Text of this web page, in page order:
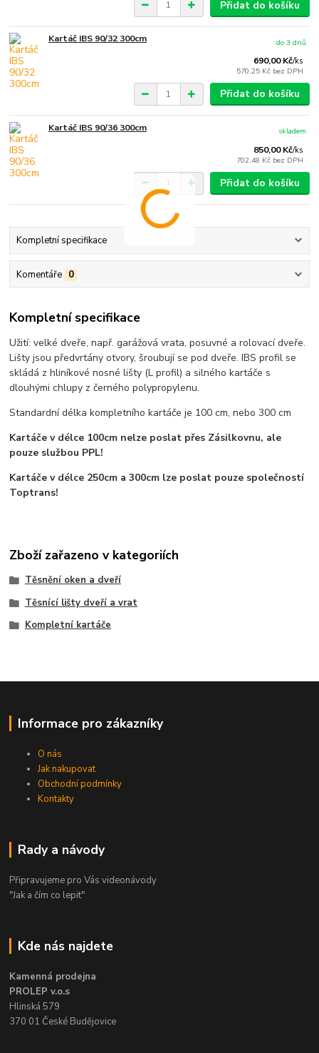
Přidat do košíku
Kartáč IBS 90/32 300cm
690,00 Kč/ks
570,25 Kč bez DPH
do 3 dnů
Přidat do košíku
Kartáč IBS 90/36 300cm
850,00 Kč/ks
702,48 Kč bez DPH
skladem
Přidat do košíku
Kompletní specifikace
Komentáře 0
Kompletní specifikace
Užití: velké dveře, např. garážová vrata, posuvné a rolovací dveře.
Lišty jsou předvrtány otvory, šroubují se pod dveře. IBS profil se
skládá z hliníkové nosné lišty (L profil) a silného kartáče s
dlouhými chlupy z černého polypropylenu.
Standardní délka kompletního kartáče je 100 cm, nebo 300 cm
Kartáče v délce 100cm nelze poslat přes Zásilkovnu, ale
pouze službou PPL!
Kartáče v délce 250cm a 300cm lze poslat pouze společností
Toptrans!
Zboží zařazeno v kategoriích
Těsnění oken a dveří
Těsnící lišty dveří a vrat
Kompletní kartáče
Informace pro zákazníky
O nás
Jak nakupovat
Obchodní podmínky
Kontakty
Rady a návody
Připravujeme pro Vás videonávody
"Jak a čím co lepit"
Kde nás najdete
Kamenná prodejna
PROLEP v.o.s
Hlinská 579
370 01 České Budějovice